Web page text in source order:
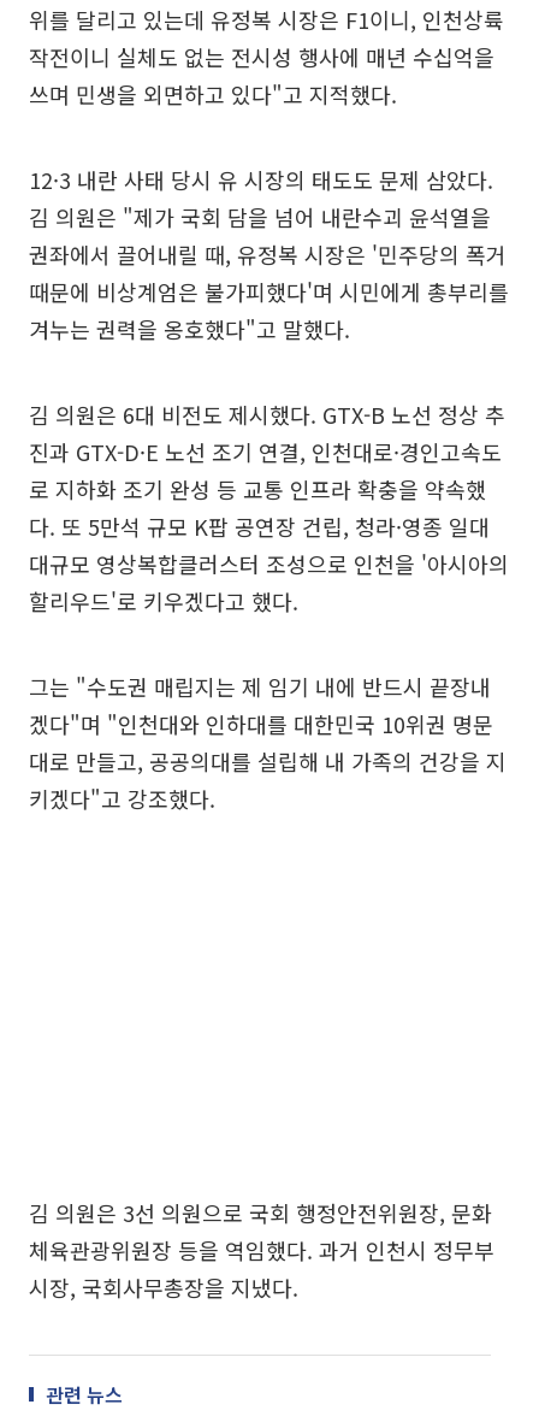
위를 달리고 있는데 유정복 시장은 F1이니, 인천상륙
작전이니 실체도 없는 전시성 행사에 매년 수십억을
쓰며 민생을 외면하고 있다"고 지적했다.
12·3 내란 사태 당시 유 시장의 태도도 문제 삼았다.
김 의원은 "제가 국회 담을 넘어 내란수괴 윤석열을
권좌에서 끌어내릴 때, 유정복 시장은 '민주당의 폭거
때문에 비상계엄은 불가피했다'며 시민에게 총부리를
겨누는 권력을 옹호했다"고 말했다.
김 의원은 6대 비전도 제시했다. GTX-B 노선 정상 추
진과 GTX-D·E 노선 조기 연결, 인천대로·경인고속도
로 지하화 조기 완성 등 교통 인프라 확충을 약속했
다. 또 5만석 규모 K팝 공연장 건립, 청라·영종 일대
대규모 영상복합클러스터 조성으로 인천을 '아시아의
할리우드'로 키우겠다고 했다.
그는 "수도권 매립지는 제 임기 내에 반드시 끝장내
겠다"며 "인천대와 인하대를 대한민국 10위권 명문
대로 만들고, 공공의대를 설립해 내 가족의 건강을 지
키겠다"고 강조했다.
김 의원은 3선 의원으로 국회 행정안전위원장, 문화
체육관광위원장 등을 역임했다. 과거 인천시 정무부
시장, 국회사무총장을 지냈다.
관련 뉴스